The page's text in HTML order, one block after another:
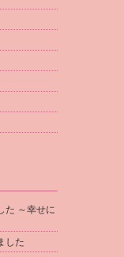
た ～幸せに
した